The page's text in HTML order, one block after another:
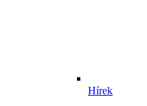
Hírek